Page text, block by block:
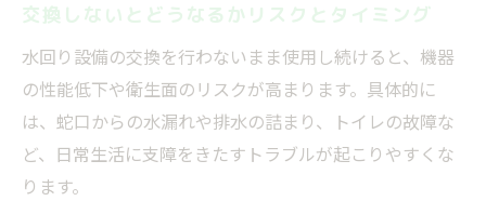
交換しないとどうなるかリスクとタイミング
水回り設備の交換を行わないまま使用し続けると、機器
の性能低下や衛生面のリスクが高まります。具体的に
は、蛇口からの水漏れや排水の詰まり、トイレの故障な
ど、日常生活に支障をきたすトラブルが起こりやすくな
ります。